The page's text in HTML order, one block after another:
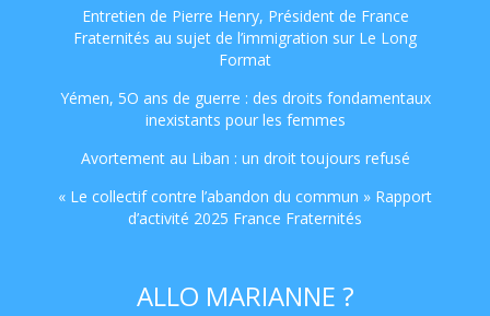
Entretien de Pierre Henry, Président de France
Fraternités au sujet de l’immigration sur Le Long
Format
Yémen, 5O ans de guerre : des droits fondamentaux
inexistants pour les femmes
Avortement au Liban : un droit toujours refusé
« Le collectif contre l’abandon du commun » Rapport
d’activité 2025 France Fraternités
ALLO MARIANNE ?